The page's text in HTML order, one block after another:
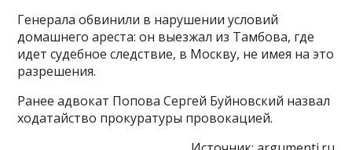
Генерала обвинили в нарушении условий
домашнего ареста: он выезжал из Тамбова, где
идет судебное следствие, в Москву, не имея на это
разрешения.
Ранее адвокат Попова Сергей Буйновский назвал
ходатайство прокуратуры провокацией.